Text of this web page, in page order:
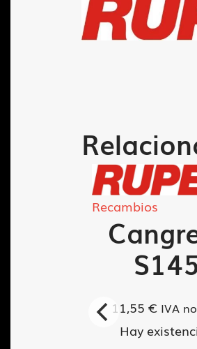
Recambios
11,55€ IVA
Hay